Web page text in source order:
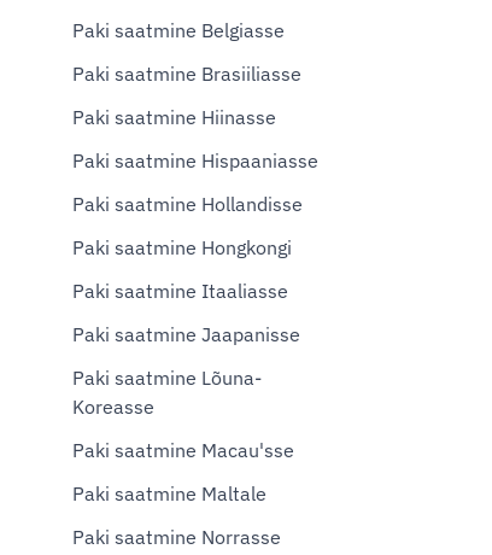
Paki saatmine Belgiasse
Paki saatmine Brasiiliasse
Paki saatmine Hiinasse
Paki saatmine Hispaaniasse
Paki saatmine Hollandisse
Paki saatmine Hongkongi
Paki saatmine Itaaliasse
Paki saatmine Jaapanisse
Paki saatmine Lõuna-
Koreasse
Paki saatmine Macau'sse
Paki saatmine Maltale
Paki saatmine Norrasse